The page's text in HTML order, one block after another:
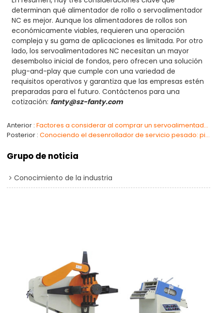
determinan qué alimentador de rollo o servoalimentador
NC es mejor. Aunque los alimentadores de rollos son
económicamente viables, requieren una operación
compleja y su gama de aplicaciones es limitada. Por otro
lado, los servoalimentadores NC necesitan un mayor
desembolso inicial de fondos, pero ofrecen una solución
plug-and-play que cumple con una variedad de
requisitos operativos y garantiza que las empresas estén
preparadas para el futuro. Contáctenos para una
cotización: fanty@sz-fanty.com
Anterior
Factores a considerar al comprar un servoalimentador NC
Posterior
Conociendo el desenrollador de servicio pesado: piezas y funciones esenciales
Grupo de noticia
Conocimiento de la industria